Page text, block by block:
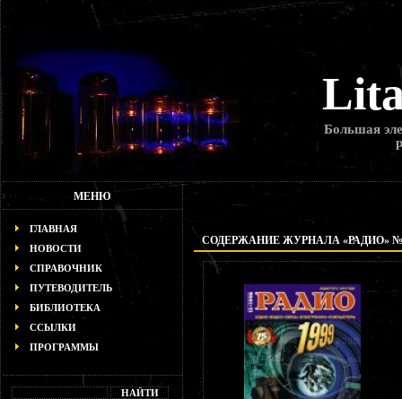
Большая
МЕНЮ
ГЛАВНАЯ
НОВОСТИ
СПРАВОЧНИК
ПУТЕВОДИТЕЛЬ
БИБЛИОТЕКА
ССЫЛКИ
ПРОГРАММЫ
СОДЕРЖАНИЕ ЖУРНАЛА «РАДИО» №